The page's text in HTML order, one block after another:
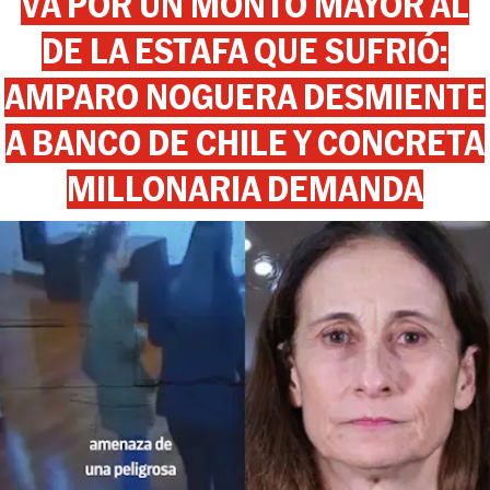
View this post on Instagram
DE LA ESTAFA QUE SUFRIÓ:
AMPARO NOGUERA DESMIENTE
A BANCO DE CHILE Y CONCRETA
MILLONARIA DEMANDA